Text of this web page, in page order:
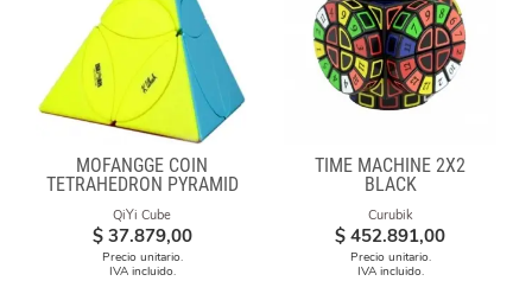
MOFANGGE COIN
TETRAHEDRON PYRAMID
STICKERLESS
QiYi Cube
$ 37.879,00
Precio unitario.
IVA incluido.
TIME MACHINE 2X2
BLACK
Curubik
$ 452.891,00
Precio unitario.
IVA incluido.